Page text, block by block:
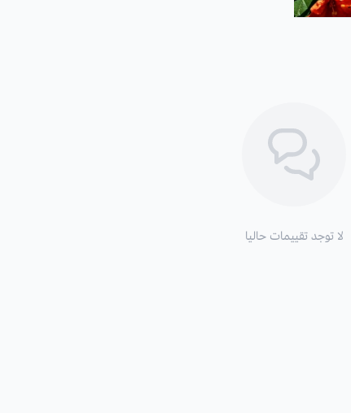
لا توجد تقييمات حاليا